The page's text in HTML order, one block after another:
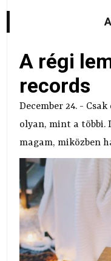
A régi
records
December 24. -
olyan, mint a többi.
magam, miközben